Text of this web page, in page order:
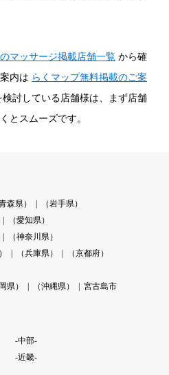
マッサージ掲載店舗一覧 から確
内は らくマップ無料掲載のご案
討している店舗様は、まず店舗
とスムーズです。
青森県）
（岩手県）
（愛知県）
（神奈川県）
（兵庫県）
（京都府）
県） （沖縄県） 宮古島市
-中部-
-近畿-